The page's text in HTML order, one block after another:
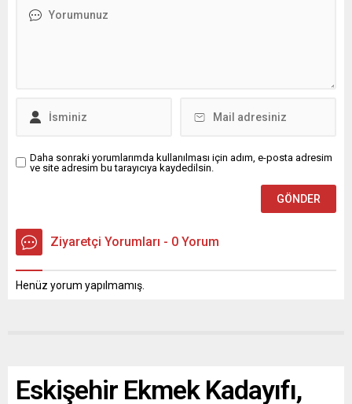
Daha sonraki yorumlarımda kullanılması için adım, e-posta adresim
ve site adresim bu tarayıcıya kaydedilsin.
Ziyaretçi Yorumları - 0 Yorum
Henüz yorum yapılmamış.
Eskişehir Ekmek Kadayıfı,